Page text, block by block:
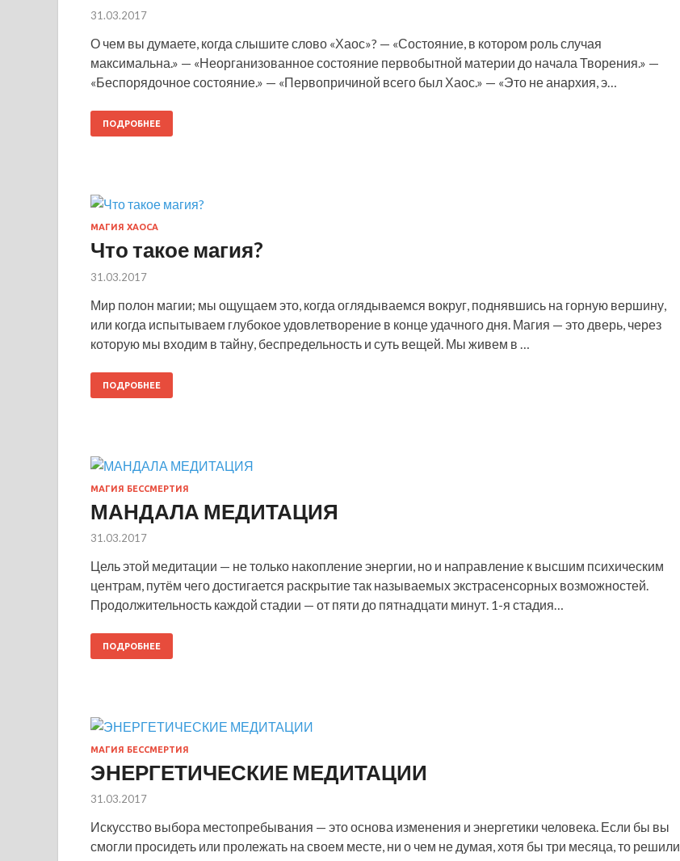
31.03.2017
О чем вы думаете, когда слышите слово «Хаос»? — «Состояние, в котором роль случая
максимальна.» — «Неорганизованное состояние первобытной материи до начала Творения.» —
«Беспорядочное состояние.» — «Первопричиной всего был Хаос.» — «Это не анархия, э…
ПОДРОБНЕЕ
МАГИЯ ХАОСА
Что такое магия?
31.03.2017
Мир полон магии; мы ощущаем это, когда оглядываемся вокруг, поднявшись на горную вершину,
или когда испытываем глубокое удовлетворение в конце удачного дня. Магия — это дверь, через
которую мы входим в тайну, беспредельность и суть вещей. Мы живем в …
ПОДРОБНЕЕ
МАГИЯ БЕССМЕРТИЯ
МАНДАЛА МЕДИТАЦИЯ
31.03.2017
Цель этой медитации — не только накопление энергии, но и направление к высшим психическим
центрам, путём чего достигается раскрытие так называемых экстрасенсорных возможностей.
Продолжительность каждой стадии — от пяти до пятнадцати минут. 1-я стадия…
ПОДРОБНЕЕ
МАГИЯ БЕССМЕРТИЯ
ЭНЕРГЕТИЧЕСКИЕ МЕДИТАЦИИ
31.03.2017
Искусство выбора местопребывания — это основа изменения и энергетики человека. Если бы вы
смогли просидеть или пролежать на своем месте, ни о чем не думая, хотя бы три месяца, то решили